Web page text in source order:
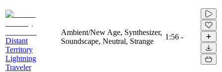
Distant
Territory
Lightning
Traveler
Ambient/New Age, Synthesizer,
Soundscape, Neutral, Strange
1:56 -